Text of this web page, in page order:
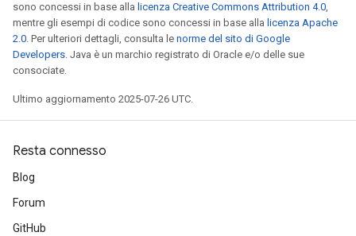
sono concessi in base alla licenza Creative Commons Attribution 4.0,
mentre gli esempi di codice sono concessi in base alla licenza Apache
2.0. Per ulteriori dettagli, consulta le norme del sito di Google
Developers. Java è un marchio registrato di Oracle e/o delle sue
consociate.
Ultimo aggiornamento 2025-07-26 UTC.
Resta connesso
Blog
Forum
GitHub